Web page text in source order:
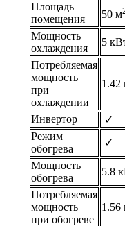
Площадь
помещения
50 м
Мощность
охлаждения
5
Потребляемая
мощность
при
охлаждении
1.42
Инвертор
✓
Режим
обогрева
✓
Мощность
обогрева
5.8
Потребляемая
мощность
при обогреве
1.56